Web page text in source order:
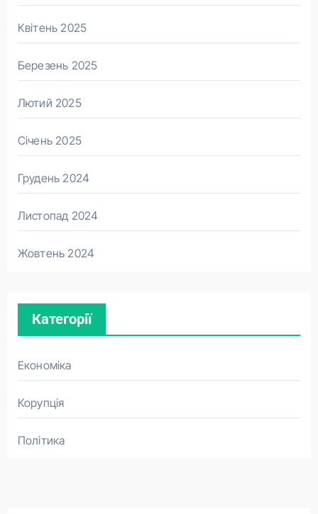
Квітень 2025
Березень 2025
Лютий 2025
Січень 2025
Грудень 2024
Листопад 2024
Жовтень 2024
Категорії
Економіка
Корупція
Політика